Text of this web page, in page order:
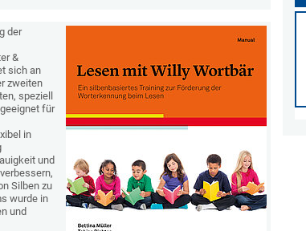
der
&
sich an
zweiten
speziell
für
in
und
Silben zu
wurde in
und